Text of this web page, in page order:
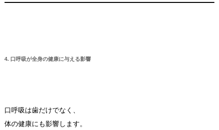
4. 口呼吸が全身の健康に与える影響
口呼吸は歯だけでなく、
体の健康にも影響します。